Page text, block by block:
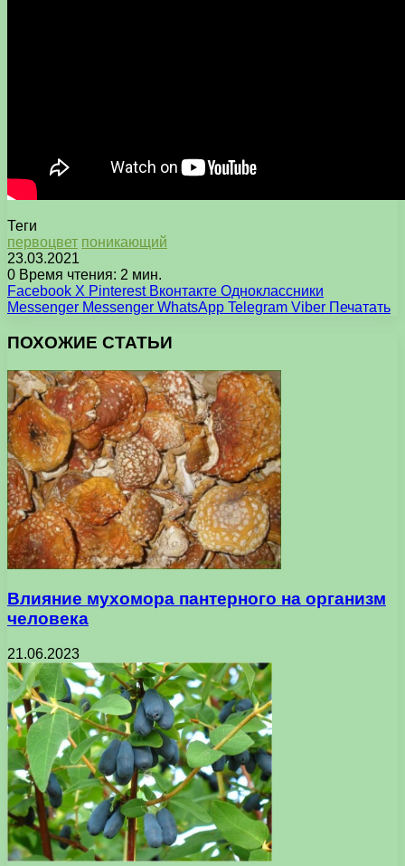
Теги
первоцвет поникающий
23.03.2021
0 Время чтения: 2 мин.
Facebook X Pinterest Вконтакте Одноклассники
Messenger Messenger WhatsApp Telegram Viber Печатать
ПОХОЖИЕ СТАТЬИ
Влияние мухомора пантерного на организм
человека
21.06.2023